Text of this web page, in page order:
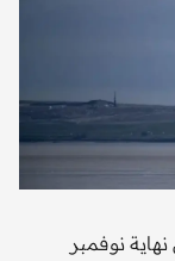
نوفمبر